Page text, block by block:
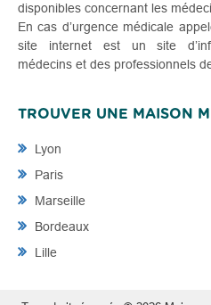
disponibles concernant les
En cas d’urgence médicale
site internet est un site
médecins et des professionnels
TROUVER UNE MAISON
Lyon
Paris
Marseille
Bordeaux
Lille